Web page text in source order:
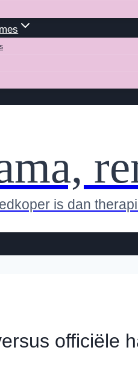
is dan
officiële